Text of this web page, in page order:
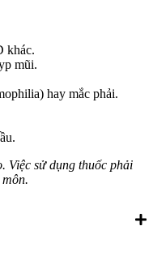
khác.
mũi.
hay mắc phải.
Việc sử dụng thuốc phải